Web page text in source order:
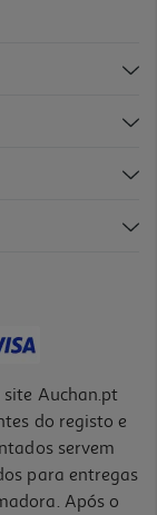
Ø19cm
Auchan.pt
do registo e
servem
para entregas
Após o